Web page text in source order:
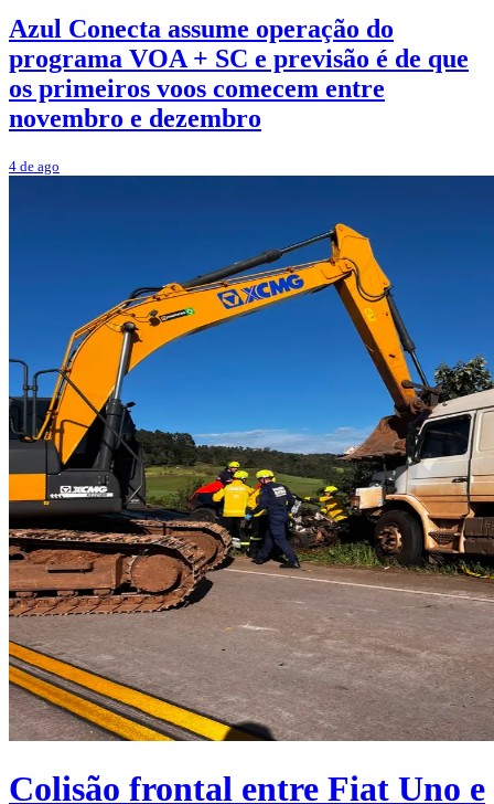
Azul Conecta assume operação do
programa VOA + SC e previsão é de que
os primeiros voos comecem entre
novembro e dezembro
4 de ago
Colisão frontal entre Fiat Uno e